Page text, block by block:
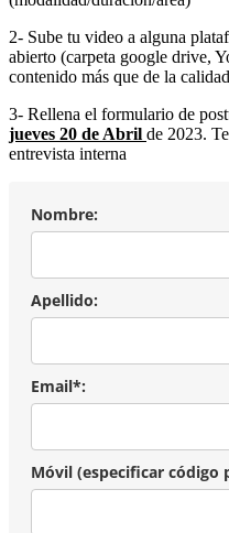
2- Sube tu video a alguna
abierto (carpeta google drive,
contenido más que de la
3- Rellena el formulario de
jueves 20 de Abril de 2023.
entrevista interna
Nombre:
Apellido:
Email*:
Móvil (especificar código